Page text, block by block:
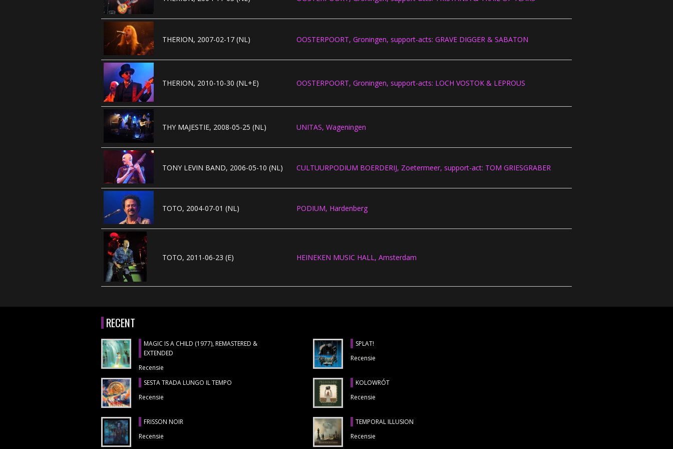
THERION, 2007-02-17 (NL) OOSTERPOORT, Groningen, support-acts: GRAVE DIGGER & SABATON
THERION, 2010-10-30 (NL+E) OOSTERPOORT, Groningen, support-acts: LOCH VOSTOK & LEPROUS
THY MAJESTIE, 2008-05-25 (NL) UNITAS, Wageningen
TONY LEVIN BAND, 2006-05-10 (NL) CULTUURPODIUM BOERDERIJ, Zoetermeer, support-act: TOM GRIESGRABER
TOTO, 2004-07-01 (NL) PODIUM, Hardenberg
TOTO, 2011-06-23 (E) HEINEKEN MUSIC HALL, Amsterdam
RECENT
MAGIC IS A CHILD (1977), REMASTERED &
EXTENDED
Recensie
SPLAT!
Recensie
SESTA TRADA LUNGO IL TEMPO
Recensie
KOLOWRÓT
Recensie
FRISSON NOIR
Recensie
TEMPORAL ILLUSION
Recensie